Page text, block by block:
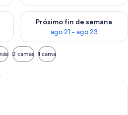
este fin de semana ago 14 -
Próximo fin de semana
ago 21 - ago 23
Consulta la disponibilidad
2 camas 1 cama
Habitación de hotel con dos camas,